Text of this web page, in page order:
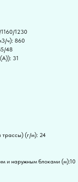
1160/1230
ч): 860
48
31
трассы) (г/м): 24
и наружным блоками (м):10